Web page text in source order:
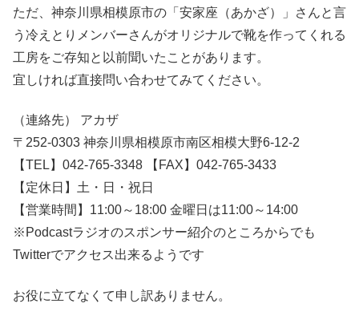
ただ、神奈川県相模原市の「安家座（あかざ）」さんと言
う冷えとりメンバーさんがオリジナルで靴を作ってくれる
工房をご存知と以前聞いたことがあります。
宜しければ直接問い合わせてみてください。
（連絡先） アカザ
〒252-0303 神奈川県相模原市南区相模大野6-12-2
【TEL】042-765-3348 【FAX】042-765-3433
【定休日】土・日・祝日
【営業時間】11:00～18:00 金曜日は11:00～14:00
※Podcastラジオのスポンサー紹介のところからでも
Twitterでアクセス出来るようです
お役に立てなくて申し訳ありません。